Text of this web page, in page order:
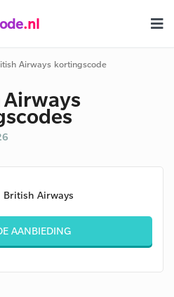
.nl
Airways kortingscode
Airways
AANBIEDING